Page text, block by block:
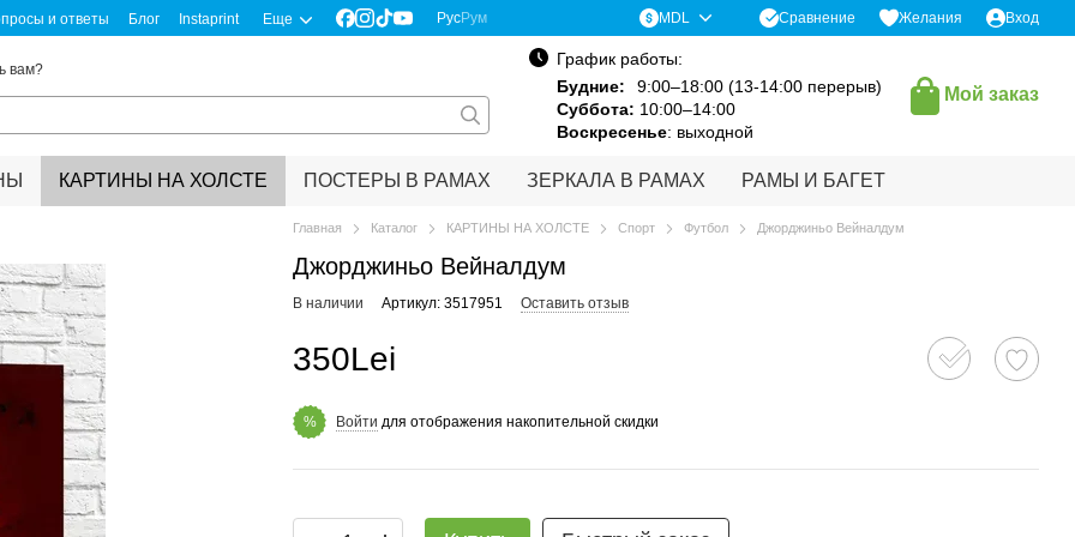
и ответы Блог Instaprint Еще РусРум MDL Сравнение Желания Вход
вам?
График работы:
Будние:
9:00–18:00 (13-14:00 перерыв)
Суббота: 10:00–14:00
Воскресенье: выходной
Мой заказ
КАРТИНЫ НА ХОЛСТЕ ПОСТЕРЫ В РАМАХ ЗЕРКАЛА В РАМАХ РАМЫ И БАГЕТ
Главная Каталог КАРТИНЫ НА ХОЛСТЕ Спорт Футбол Джорджиньо Вейналдум
Джорджиньо Вейналдум
В наличии Артикул: 3517951 Оставить отзыв
350Lei
% Войти для отображения накопительной скидки